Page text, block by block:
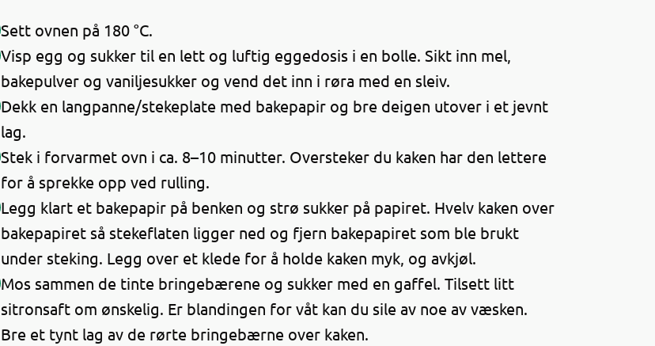
Sett ovnen på 180 °C.
Visp egg og sukker til en lett og luftig eggedosis i en bolle. Sikt inn mel,
bakepulver og vaniljesukker og vend det inn i røra med en sleiv.
Dekk en langpanne/stekeplate med bakepapir og bre deigen utover i et jevnt
lag.
Stek i forvarmet ovn i ca. 8–10 minutter. Oversteker du kaken har den lettere
for å sprekke opp ved rulling.
Legg klart et bakepapir på benken og strø sukker på papiret. Hvelv kaken over
bakepapiret så stekeflaten ligger ned og fjern bakepapiret som ble brukt
under steking. Legg over et klede for å holde kaken myk, og avkjøl.
Mos sammen de tinte bringebærene og sukker med en gaffel. Tilsett litt
sitronsaft om ønskelig. Er blandingen for våt kan du sile av noe av væsken.
Bre et tynt lag av de rørte bringebærne over kaken.